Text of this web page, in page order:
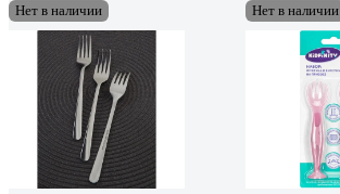
Нет в наличии Нет в наличии